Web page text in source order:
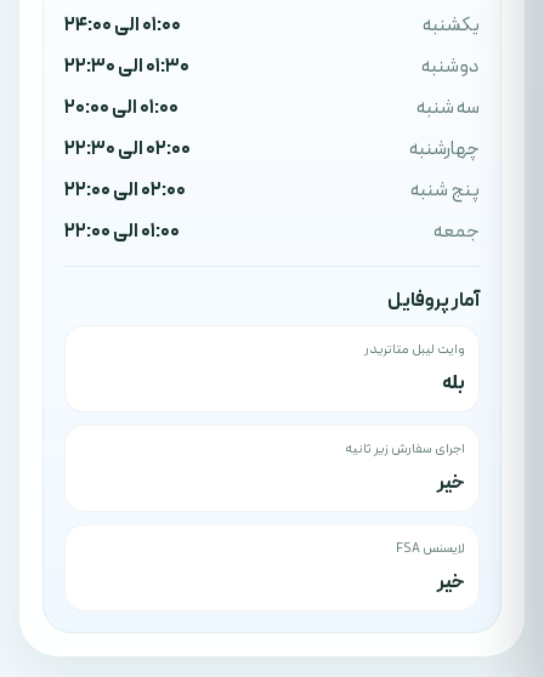
یکشنبه
01:00 الی 24:00
دوشنبه
01:30 الی 22:30
سه شنبه
01:00 الی 20:00
چهارشنبه
02:00 الی 22:30
پنج شنبه
02:00 الی 22:00
جمعه
01:00 الی 22:00
آمار پروفایل
وایت لیبل متاتریدر
بله
اجرای سفارش زیر ثانیه
خیر
لایسنس FSA
خیر